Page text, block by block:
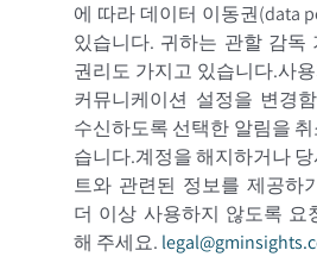
에 따라 데이터 이동권(data
있습니다. 귀하는 관할 감독
권리도 가지고 있습니다.사
커뮤니케이션 설정을 변경
수신하도록 선택한 알림을
습니다.계정을 해지하거나
트와 관련된 정보를 제공하
더 이상 사용하지 않도록 요
해 주세요.